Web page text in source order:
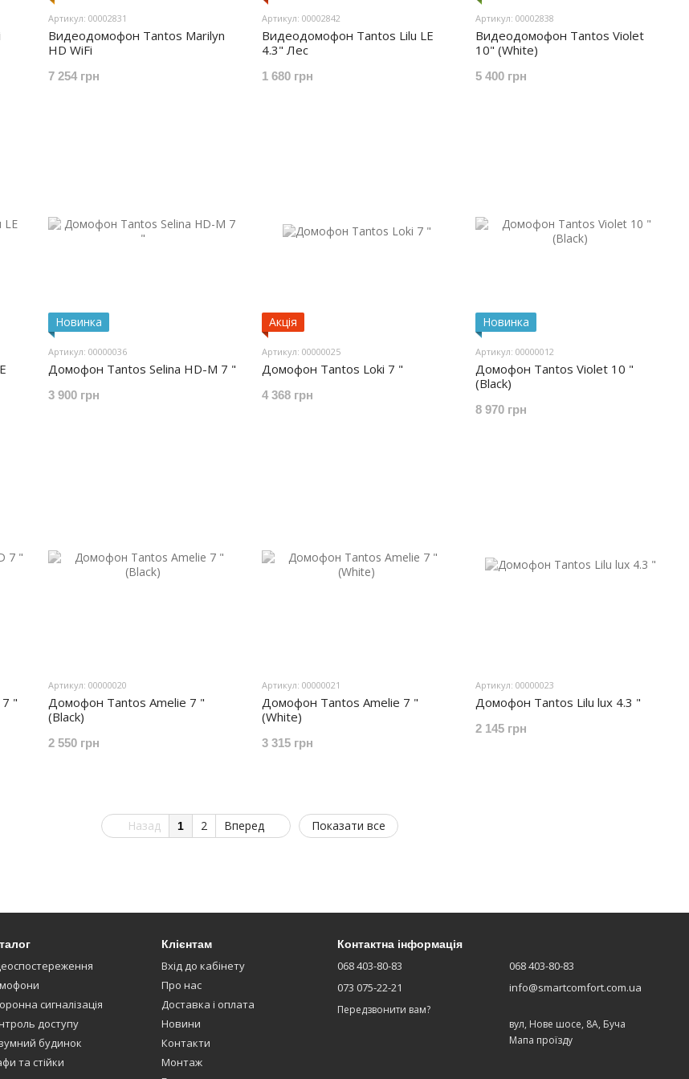
Артикул: 00002831
Видеодомофон Tantos Marilyn
HD WiFi
7 254 грн
Артикул: 00002842
Видеодомофон Tantos Lilu LE
4.3" Лес
1 680 грн
Артикул: 00002838
Видеодомофон Tantos Violet
10" (White)
5 400 грн
Новинка
Артикул: 00000036
Домофон Tantos Selina HD-M 7 "
3 900 грн
Акція
Артикул: 00000025
Домофон Tantos Loki 7 "
4 368 грн
Новинка
Артикул: 00000012
Домофон Tantos Violet 10 "
(Black)
8 970 грн
"
Артикул: 00000020
Домофон Tantos Amelie 7 "
(Black)
2 550 грн
Артикул: 00000021
Домофон Tantos Amelie 7 "
(White)
3 315 грн
Артикул: 00000023
Домофон Tantos Lilu lux 4.3 "
2 145 грн
Назад 1 2 Вперед Показати все
сигналізація
доступу
будинок
та стійки
Клієнтам
Вхід до кабінету
Про нас
Доставка і оплата
Новини
Контакти
Монтаж
Контактна інформація
068 403-80-83
073 075-22-21
Передзвонити вам?
068 403-80-83
info@smartcomfort.com.ua
вул, Нове шосе, 8А, Буча
Мапа проїзду